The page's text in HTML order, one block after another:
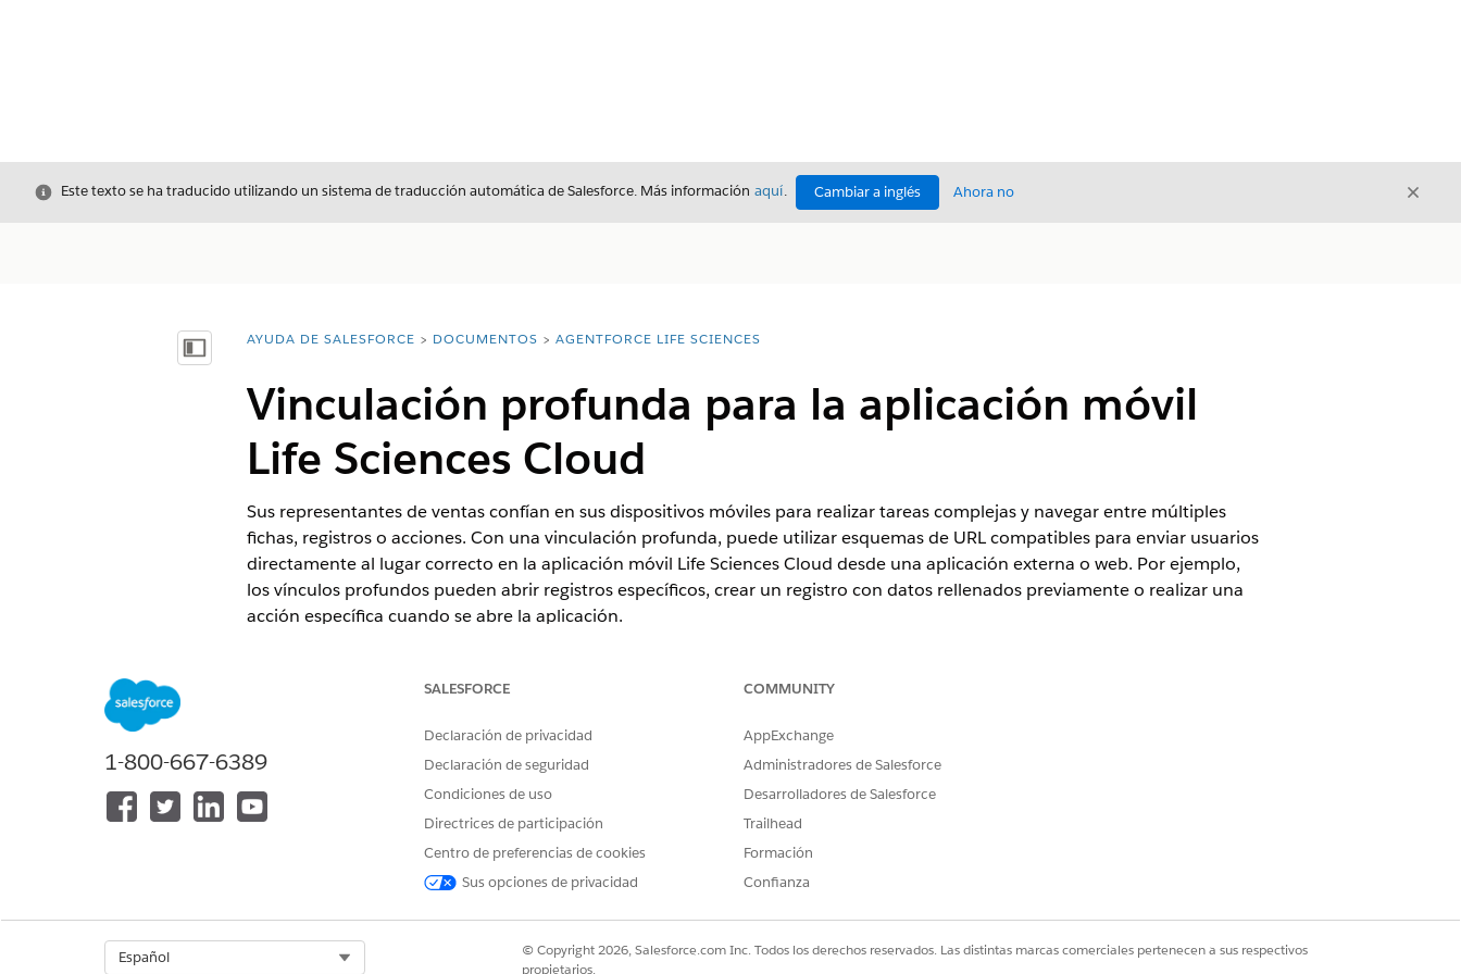
Cerrar
Este texto se ha traducido utilizando un sistema de traducción automática de Salesforce. Más información aquí. Cambiar a inglés Ahora no Cerrar
Mostrar índice de materias
Usted está aquí:
AYUDA DE SALESFORCE DOCUMENTOS AGENTFORCE LIFE SCIENCES
Vinculación profunda para la aplicación móvil
Life Sciences Cloud
Sus representantes de ventas confían en sus dispositivos móviles para realizar tareas complejas y navegar entre múltiples
fichas, registros o acciones. Con una vinculación profunda, puede utilizar esquemas de URL compatibles para enviar usuarios
directamente al lugar correcto en la aplicación móvil Life Sciences Cloud desde una aplicación externa o web. Por ejemplo,
los vínculos profundos pueden abrir registros específicos, crear un registro con datos rellenados previamente o realizar una
acción específica cuando se abre la aplicación.
Disponible en: EdicionesEnterpriseyUnlimited
con licencia Life Sciences Cloud, Life Sciences Cloud para Customer Engagement Add-on
y el paquete gestionado Life Sciences Customer Engagement.
Con esquemas de URL compatibles con Salesforce, sus usuarios pueden abrir la aplicación móvil Life Sciences Cloud y
realizar una de las varias acciones.
Visualice un registro específico.
Abra una ficha específica en la aplicación móvil Life Sciences Cloud.
Inicie una acción en una página de registro específica.
Cree un correo electrónico con una plantilla de correo electrónico predefinida y destinatarios.
1-800-667-6389
SALESFORCE
Declaración de privacidad
Declaración de seguridad
Condiciones de uso
Directrices de participación
Centro de preferencias de cookies
Sus opciones de privacidad
COMMUNITY
AppExchange
Administradores de Salesforce
Desarrolladores de Salesforce
Trailhead
Formación
Confianza
Español
© Copyright 2026, Salesforce.com Inc. Todos los derechos reservados. Las distintas marcas comerciales pertenecen a sus respectivos
propietarios.